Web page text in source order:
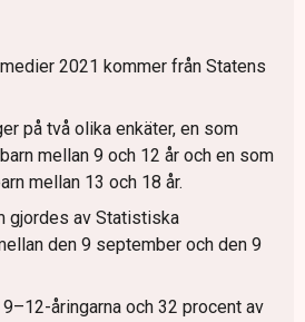
2021 kommer från Statens
på två olika enkäter, en som
mellan 9 och 12 år och en som
mellan 13 och 18 år.
gjordes av Statistiska
den 9 september och den 9
åringarna och 32 procent av